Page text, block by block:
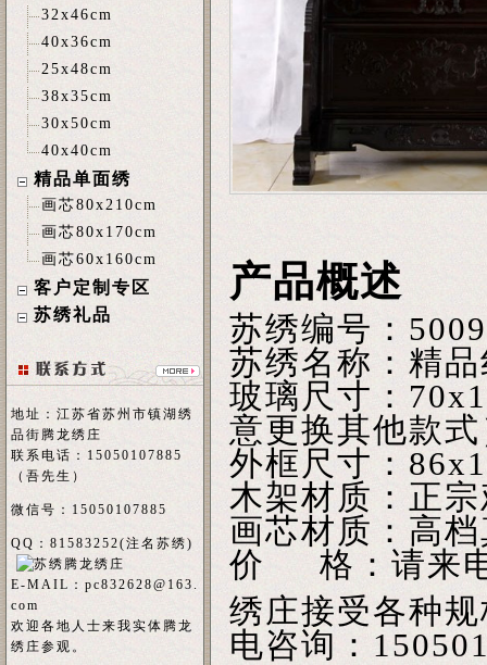
32x46cm
40x36cm
25x48cm
38x35cm
30x50cm
40x40cm
精品单面绣
画芯80x210cm
画芯80x170cm
画芯60x160cm
客户定制专区
苏绣礼品
地址：江苏省苏州市镇湖绣
品街腾龙绣庄
联系电话：15050107885
（吾先生）
微信号：15050107885
QQ：81583252(注名 苏绣)
E-MAIL： pc832628@163.
com
欢迎各地人士来我实体腾龙
绣庄参观。
产品概述
苏绣编号：
苏绣名称：精
玻璃尺寸：
意更换其他款
外框尺寸：
木架材质：正
画芯材质：高
价 格：请来
绣庄接受各种
电咨询：